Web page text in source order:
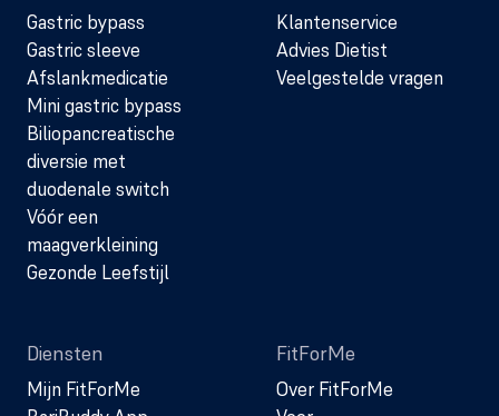
Gastric bypass
Gastric sleeve
Afslankmedicatie
Mini gastric bypass
Biliopancreatische
diversie met
duodenale switch
Vóór een
maagverkleining
Gezonde Leefstijl
Klantenservice
Advies Dietist
Veelgestelde vragen
Diensten
Mijn FitForMe
FitForMe
Over FitForMe